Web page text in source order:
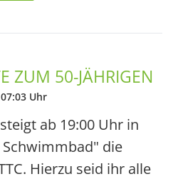
ZUM 50-JÄHRIGEN
Uhr
ab 19:00 Uhr in
die
Hierzu seid ihr alle